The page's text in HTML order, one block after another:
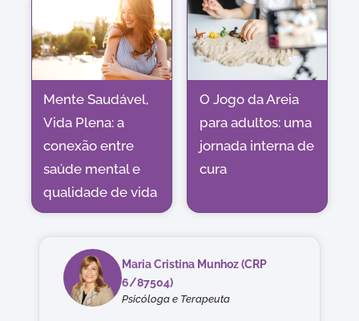
Mente Saudável,
Vida Plena: a
conexão entre
saúde mental e
qualidade de vida
O Jogo da Areia
para adultos: uma
jornada interna de
cura
Maria Cristina Munhoz (CRP
6/87504)
Psicóloga e Terapeuta